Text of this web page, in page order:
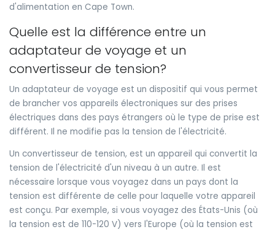
d'alimentation en Cape Town.
Quelle est la différence entre un
adaptateur de voyage et un
convertisseur de tension?
Un adaptateur de voyage est un dispositif qui vous permet
de brancher vos appareils électroniques sur des prises
électriques dans des pays étrangers où le type de prise est
différent. Il ne modifie pas la tension de l'électricité.
Un convertisseur de tension, est un appareil qui convertit la
tension de l'électricité d'un niveau à un autre. Il est
nécessaire lorsque vous voyagez dans un pays dont la
tension est différente de celle pour laquelle votre appareil
est conçu. Par exemple, si vous voyagez des États-Unis (où
la tension est de 110-120 V) vers l'Europe (où la tension est